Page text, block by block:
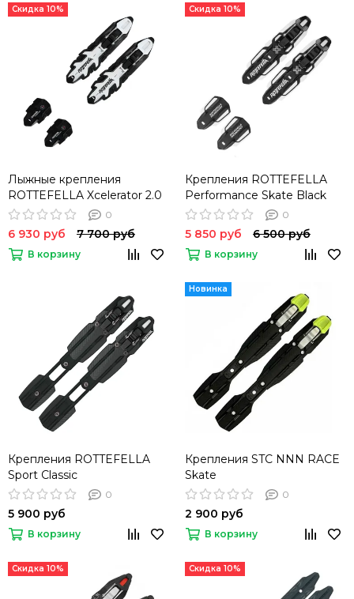
Скидка 10%
Лыжные крепления
ROTTEFELLA Xcelerator 2.0
Classic NIS
0
6 930 руб 7 700 руб
В корзину
Скидка 10%
Крепления ROTTEFELLA
Performance Skate Black
NIS
0
5 850 руб 6 500 руб
В корзину
Крепления ROTTEFELLA
Sport Classic
0
5 900 руб
В корзину
Новинка
Крепления STC NNN RACE
Skate
0
2 900 руб
В корзину
Скидка 10% Скидка 10%